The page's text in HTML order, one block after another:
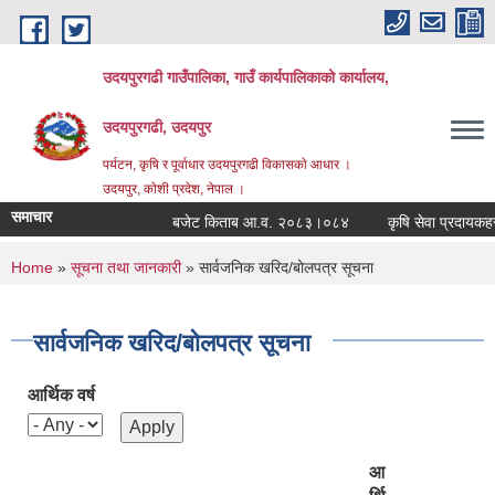
Skip to main content
उदयपुरगढी गाउँपालिका, गाउँ कार्यपालिकाको कार्यालय,
उदयपुरगढी, उदयपुर
पर्यटन, कृषि र पूर्वाधार उदयपुरगढी विकासकाे आधार ।
उदयपुर, काेशी प्रदेश, नेपाल ।
समाचार बजेट किताब आ.व. २०८३।०८४ कृषि सेवा प्रदायकहरुको
You are here
Home » सूचना तथा जानकारी» सार्वजनिक खरिद/बोलपत्र सूचना
सार्वजनिक खरिद/बोलपत्र सूचना
आर्थिक वर्ष
आ